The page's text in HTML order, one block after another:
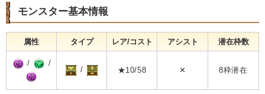
モンスター基本情報
属性 タイプ レア/コスト アシスト 潜在枠数
/ /
/ ★10/58 ✕ 8枠潜在